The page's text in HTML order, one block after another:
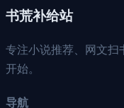
书荒补给站
专注小说推荐、网文扫
开始。
导航